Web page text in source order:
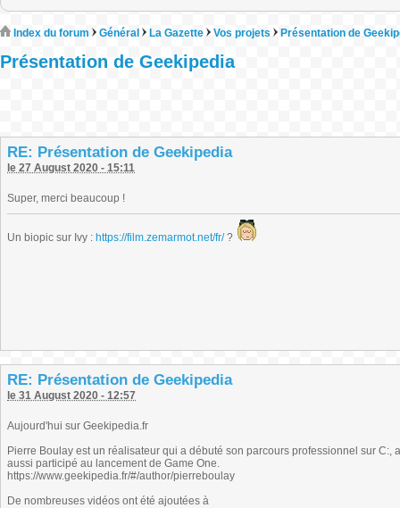
Index du forum Général La Gazette Vos projets Présentation de
Présentation de Geekipedia
RE: Présentation de Geekipedia
le 27 August 2020 - 15:11
Super, merci beaucoup !
Un biopic sur Ivy : https://film.zemarmot.net/fr/?
RE: Présentation de Geekipedia
le 31 August 2020 - 12:57
Aujourd'hui sur Geekipedia.fr
Pierre Boulay est un réalisateur qui a débuté son parcours professionnel sur
aussi participé au lancement de Game One.
https://www.geekipedia.fr/#/author/pierreboulay
De nombreuses vidéos ont été ajoutées à